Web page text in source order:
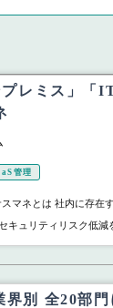
プレミス」「
管理
マネとは 社内に存在
キュリティリスク低減
別 全20部門